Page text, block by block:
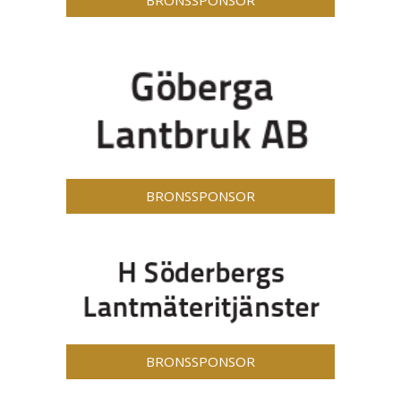
BRONSSPONSOR
BRONSSPONSOR